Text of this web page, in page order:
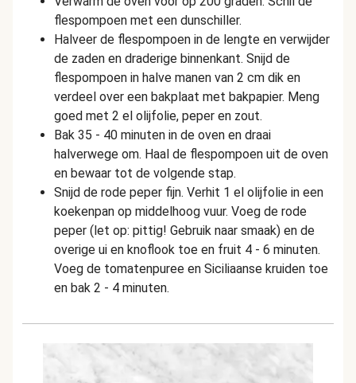
flespompoen met een dunschiller.
Halveer de flespompoen in de lengte en verwijder
de zaden en draderige binnenkant. Snijd de
flespompoen in halve manen van 2 cm dik en
verdeel over een bakplaat met bakpapier. Meng
goed met 2 el olijfolie, peper en zout.
Bak 35 - 40 minuten in de oven en draai
halverwege om. Haal de flespompoen uit de oven
en bewaar tot de volgende stap.
Snijd de rode peper fijn. Verhit 1 el olijfolie in een
koekenpan op middelhoog vuur. Voeg de rode
peper (let op: pittig! Gebruik naar smaak) en de
overige ui en knoflook toe en fruit 4 - 6 minuten.
Voeg de tomatenpuree en Siciliaanse kruiden toe
en bak 2 - 4 minuten.